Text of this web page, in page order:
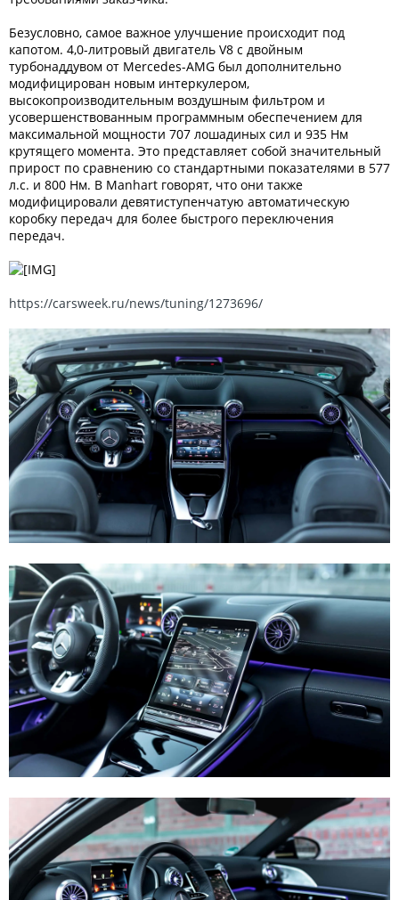
Безусловно, самое важное улучшение происходит под
капотом. 4,0-литровый двигатель V8 с двойным
турбонаддувом от Mercedes-AMG был дополнительно
модифицирован новым интеркулером,
высокопроизводительным воздушным фильтром и
усовершенствованным программным обеспечением для
максимальной мощности 707 лошадиных сил и 935 Нм
крутящего момента. Это представляет собой значительный
прирост по сравнению со стандартными показателями в 577
л.с. и 800 Нм. В Manhart говорят, что они также
модифицировали девятиступенчатую автоматическую
коробку передач для более быстрого переключения
передач.
https://carsweek.ru/news/tuning/1273696/